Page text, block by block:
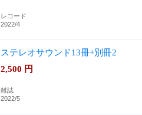
レコード
2022/4
ステレオサウンド13冊+別冊2
2,500 円
雑誌
2022/5